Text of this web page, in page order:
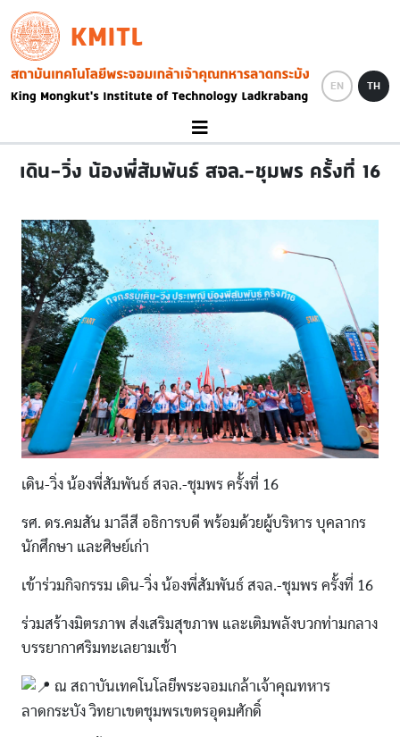
Skip to main content
KMITL
Image
EN TH
เดิน-วิ่ง น้องพี่สัมพันธ์ สจล.-ชุมพร ครั้งที่ 16
เดิน-วิ่ง น้องพี่สัมพันธ์ สจล.-ชุมพร ครั้งที่ 16
รศ. ดร.คมสัน มาลีสี อธิการบดี พร้อมด้วยผู้บริหาร บุคลากร
นักศึกษา และศิษย์เก่า
เข้าร่วมกิจกรรม เดิน-วิ่ง น้องพี่สัมพันธ์ สจล.-ชุมพร ครั้งที่ 16
ร่วมสร้างมิตรภาพ ส่งเสริมสุขภาพ และเติมพลังบวกท่ามกลาง
บรรยากาศริมทะเลยามเช้า
ณ สถาบันเทคโนโลยีพระจอมเกล้าเจ้าคุณทหาร
ลาดกระบัง วิทยาเขตชุมพรเขตรอุดมศักดิ์